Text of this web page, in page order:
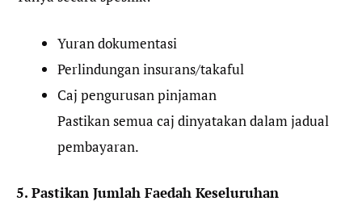
Yuran dokumentasi
Perlindungan insurans/takaful
Caj pengurusan pinjaman
Pastikan semua caj dinyatakan dalam jadual
pembayaran.
5. Pastikan Jumlah Faedah Keseluruhan